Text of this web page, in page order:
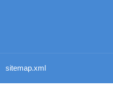
sitemap.xml